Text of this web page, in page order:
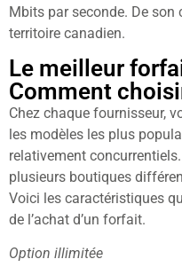
Mbits par seconde. De son
territoire canadien.
Le meilleur
Comment
Chez chaque fournisseur,
les modèles les plus
relativement
plusieurs boutiques
Voici les caractéristiques
de l’achat d’un forfait.
Option illimitée